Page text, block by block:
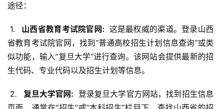
途径：
1.
  山西省教育考试院官网:
这是最权威的渠道。登录山西
省教育考试院官网，找到“普通高校招生计划信息查询”或类
似功能，输入“复旦大学”进行查询。该网站会提供最新的招
生代码、专业代码以及招生计划等信息。
2.
  复旦大学官网:
登录复旦大学官方网站，找到招生信息